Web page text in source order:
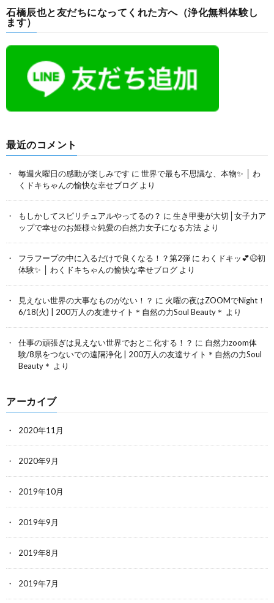
石橋辰也と友だちになってくれた方へ（浄化無料体験し
ます）
最近のコメント
毎週火曜日の感動が楽しみです に 世界で最も不思議な、本物✨ │ わ
くドキちゃんの愉快な幸せブログ より
もしかしてスピリチュアルやってるの？ に 生き甲斐が大切│女子力ア
ップで幸せのお姫様☆純愛の自然力女子になる方法 より
フラフープの中に入るだけで良くなる！？第2弾 に わくドキッ💕😆初
体験✨ │ わくドキちゃんの愉快な幸せブログ より
見えない世界の大事なものがない！？ に 火曜の夜はZOOMでNight！
6/18(火) | 200万人の友達サイト＊自然の力Soul Beauty＊ より
仕事の頑張ぎは見えない世界でおとこ化する！？ に 自然力zoom体
験/8県をつないでの遠隔浄化 | 200万人の友達サイト＊自然の力Soul
Beauty＊ より
アーカイブ
2020年11月
2020年9月
2019年10月
2019年9月
2019年8月
2019年7月